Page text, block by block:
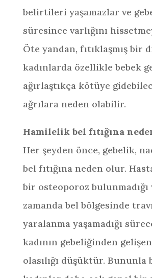
belirtileri yaşamazlar ve
süresince varlığını
Öte yandan, fıtıklaşmış bir
kadınlarda özellikle bebek
ağırlaştıkça kötüye
ağrılara neden olabilir.
Hamilelik bel fıtığına
Her şeyden önce, gebelik,
bel fıtığına neden olur.
bir osteoporoz bulunmadığı
zamanda bel bölgesinde
yaralanma yaşamadığı
kadının gebeliğinden gelişen
olasılığı düşüktür.